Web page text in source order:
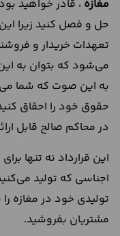
مغازه ، قادر خواهید
حل و فصل کنید زیرا
تعهدات خریدار و
می‌شود که بتوان به
به این صوت که شما
حقوق خود را احقاق
در محاکم صالح قابل
این قرارداد نه تنها
اجناسی که تولید
تولیدی خود در مغازه را
مشتریان بفروشید.